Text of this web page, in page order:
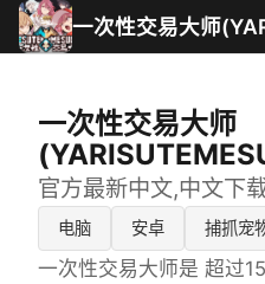
一次性交易大师
一次性交易大师
官方最新中文,中文下
电脑 安卓 捕抓宠
一次性交易大师是 超过